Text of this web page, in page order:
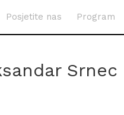
Posjetite nas Program
Srnec